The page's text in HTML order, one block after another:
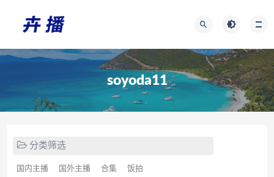
soyoda11
分类筛选
国内主播 国外主播 合集 饭拍